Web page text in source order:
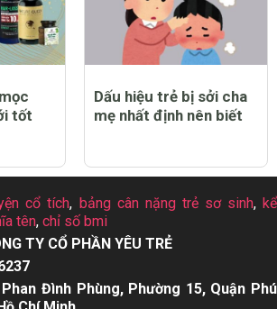
tốt
Dấu hiệu trẻ bị sởi cha
mẹ nhất định nên biết
cổ tích, bảng cân nặng trẻ sơ sinh, kể
tên, chỉ số bmi
TY CỔ PHẦN YÊU TRẺ
Đình Phùng, Phường 15, Quận Phú